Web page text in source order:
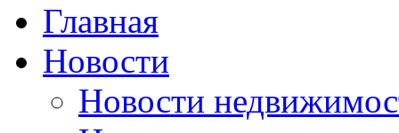
Главная
Новости
Новости